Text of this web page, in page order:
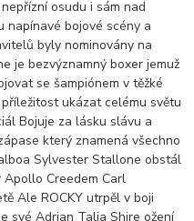
osudu i sám nad
napínavé bojové scény a
byly nominovány na
je bezvýznamný boxer jemuž
se šampiónem v těžké
ukázat celému světu
Bojuje za lásku slávu a
který znamená všechno
Sylvester Stallone obstál
Apollo Creedem Carl
Ale ROCKY utrpěl v boji
své Adrian Talia Shire ožení